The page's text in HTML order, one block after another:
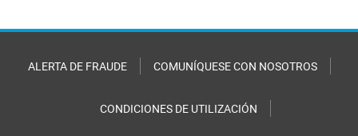
ALERTA DE FRAUDE COMUNÍQUESE CON NOSOTROS
CONDICIONES DE UTILIZACIÓN